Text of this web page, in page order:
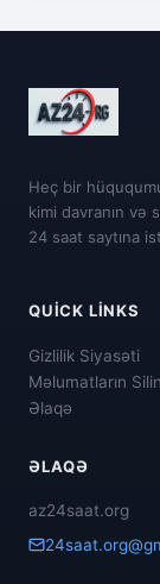
Heç bir
kimi davranın və
24 saat saytına
QUICK LINKS
Gizlilik Siyasəti
Məlumatların
Əlaqə
ƏLAQƏ
az24saat.org